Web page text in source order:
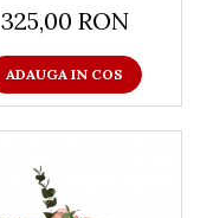
325,00 RON
ADAUGA IN COS